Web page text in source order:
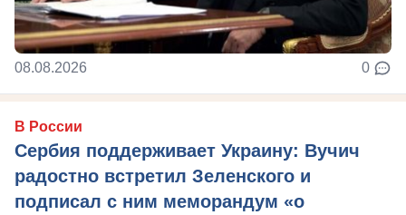
08.08.2026 0
В России
Сербия поддерживает Украину: Вучич
радостно встретил Зеленского и
подписал с ним меморандум «о